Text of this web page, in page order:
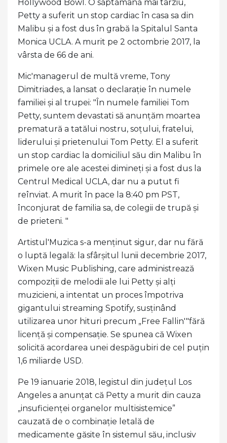
Hollywood Bowl. O săptămână mai târziu,
Petty a suferit un stop cardiac în casa sa din
Malibu și a fost dus în grabă la Spitalul Santa
Monica UCLA. A murit pe 2 octombrie 2017, la
vârsta de 66 de ani.
Mic'managerul de multă vreme, Tony
Dimitriades, a lansat o declarație în numele
familiei și al trupei: "În numele familiei Tom
Petty, suntem devastati să anunțăm moartea
prematură a tatălui nostru, soțului, fratelui,
liderului și prietenului Tom Petty. El a suferit
un stop cardiac la domiciliul său din Malibu în
primele ore ale acestei dimineți și a fost dus la
Centrul Medical UCLA, dar nu a putut fi
reînviat. A murit în pace la 8:40 pm PST,
înconjurat de familia sa, de colegii de trupă și
de prieteni. "
Artistul'Muzica s-a menținut sigur, dar nu fără
o luptă legală: la sfârșitul lunii decembrie 2017,
Wixen Music Publishing, care administrează
compoziții de melodii ale lui Petty și alți
muzicieni, a intentat un proces împotriva
gigantului streaming Spotify, susținând
utilizarea unor hituri precum „Free Fallin'"fără
licență și compensație. Se spunea că Wixen
solicită acordarea unei despăgubiri de cel puțin
1,6 miliarde USD.
Pe 19 ianuarie 2018, legistul din județul Los
Angeles a anunțat că Petty a murit din cauza
„insuficienței organelor multisistemice”
cauzată de o combinație letală de
medicamente găsite în sistemul său, inclusiv